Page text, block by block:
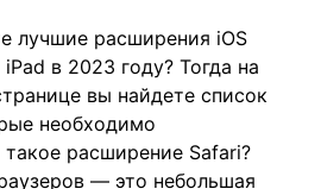
лучшие расширения iOS
в 2023 году? Тогда на
вы найдете список
необходимо
такое расширение Safari?
— это небольшая